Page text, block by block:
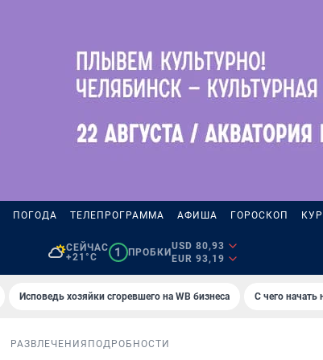
ПОГОДА ТЕЛЕПРОГРАММА АФИША ГОРОСКОП
СЕЙЧАС
+21°C
1 ПРОБКИ
USD 80,93
EUR 93,19
Исповедь хозяйки сгоревшего на WB бизнеса С чего
РАЗВЛЕЧЕНИЯ ПОДРОБНОСТИ